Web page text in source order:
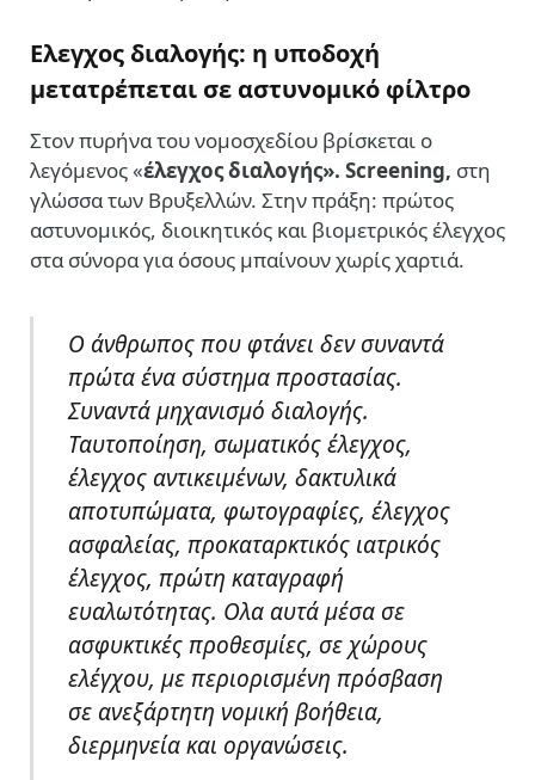
Ελεγχος διαλογής: η υποδοχή
μετατρέπεται σε αστυνομικό φίλτρο
Στον πυρήνα του νομοσχεδίου βρίσκεται ο
λεγόμενος «έλεγχος διαλογής». Screening, στη
γλώσσα των Βρυξελλών. Στην πράξη: πρώτος
αστυνομικός, διοικητικός και βιομετρικός έλεγχος
στα σύνορα για όσους μπαίνουν χωρίς χαρτιά.
Ο άνθρωπος που φτάνει δεν συναντά
πρώτα ένα σύστημα προστασίας.
Συναντά μηχανισμό διαλογής.
Ταυτοποίηση, σωματικός έλεγχος,
έλεγχος αντικειμένων, δακτυλικά
αποτυπώματα, φωτογραφίες, έλεγχος
ασφαλείας, προκαταρκτικός ιατρικός
έλεγχος, πρώτη καταγραφή
ευαλωτότητας. Ολα αυτά μέσα σε
ασφυκτικές προθεσμίες, σε χώρους
ελέγχου, με περιορισμένη πρόσβαση
σε ανεξάρτητη νομική βοήθεια,
διερμηνεία και οργανώσεις.